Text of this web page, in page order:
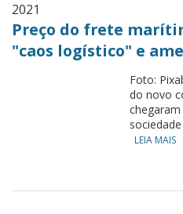
2021
Preço do frete
"caos logístico" e
Foto:
do novo
LEIA MAIS